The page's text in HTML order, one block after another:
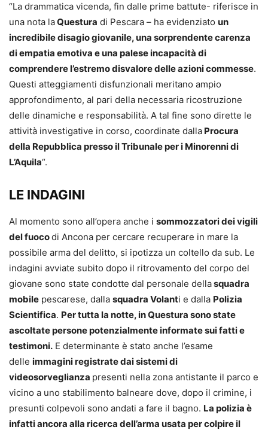
“La drammatica vicenda, fin dalle prime battute- riferisce in
una nota laQuestura di Pescara – ha evidenziato un
incredibile disagio giovanile, una sorprendente carenza
di empatia emotiva e una palese incapacità di
comprendere l’estremo disvalore delle azioni commesse.
Questi atteggiamenti disfunzionali meritano ampio
approfondimento, al pari della necessaria ricostruzione
delle dinamiche e responsabilità. A tal fine sono dirette le
attività investigative in corso, coordinate dalla Procura
della Repubblica presso il Tribunale per i Minorenni di
L’Aquila“.
LE INDAGINI
Al momento sono all’opera anche i sommozzatori dei vigili
del fuocodi Ancona per cercare recuperare in mare la
possibile arma del delitto, si ipotizza un coltello da sub. Le
indagini avviate subito dopo il ritrovamento del corpo del
giovane sono state condotte dal personale dellasquadra
mobile pescarese, dalla squadra Volanti e dalla Polizia
Scientifica. Per tutta la notte, in Questura sono state
ascoltate persone potenzialmente informate sui fatti e
testimoni. E determinante è stato anche l’esame
delle immagini registrate dai sistemi di
videosorveglianza presenti nella zona antistante il parco e
vicino a uno stabilimento balneare dove, dopo il crimine, i
presunti colpevoli sono andati a fare il bagno. La polizia è
infatti ancora alla ricerca dell’arma usata per colpire il